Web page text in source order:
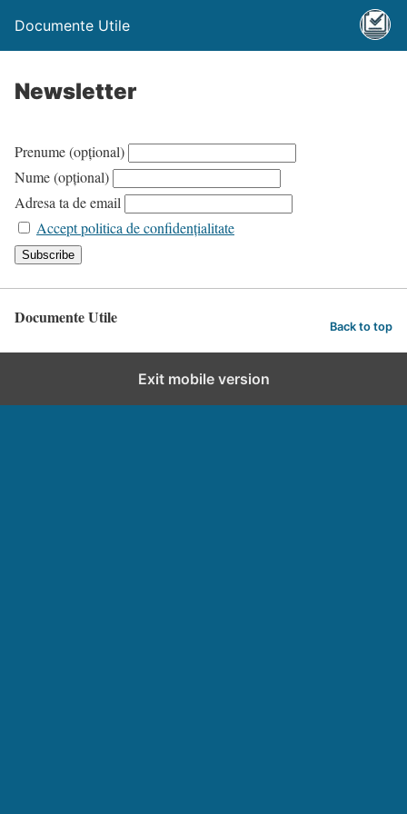
Documente Utile
Newsletter
Prenume (opțional)
Nume (opțional)
Adresa ta de email
Accept politica de confidențialitate
Documente Utile Back to top
Exit mobile version